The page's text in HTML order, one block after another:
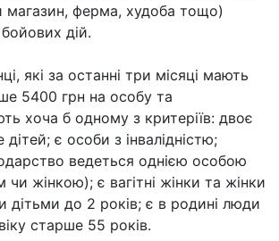
магазин, ферма, худоба тощо)
дій.
які за останні три місяці мають
5400 грн на особу та
хоча б одному з критеріїв: двоє
дітей; є особи з інвалідністю;
ведеться однією особою
чи жінкою); є вагітні жінки та жінки
дітьми до 2 років; є в родині люди
старше 55 років.